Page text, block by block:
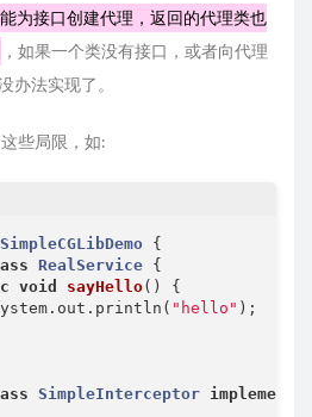
为接口创建代理，返回的代理类也
，如果一个类没有接口，或者向代理
办法实现了。
些局限，如:
SimpleCGLibDemo {
RealService {
void sayHello()
{
"hello" );
SimpleInterceptor implements